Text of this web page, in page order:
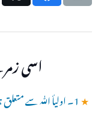
اسی
★1۔ اولیأ ﷲ سے متعلق ہمارے عقائد کیا ہونے چاہئیں۔